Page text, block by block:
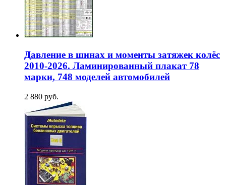
Давление в шинах и моменты затяжек колёс
2010-2026. Ламинированный плакат 78
марки, 748 моделей автомобилей
2 880 руб.